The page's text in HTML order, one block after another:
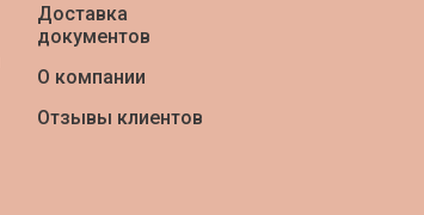
Доставка
документов
О компании
Отзывы клиентов